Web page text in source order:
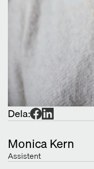
Dela:
Monica Kern
Assistent